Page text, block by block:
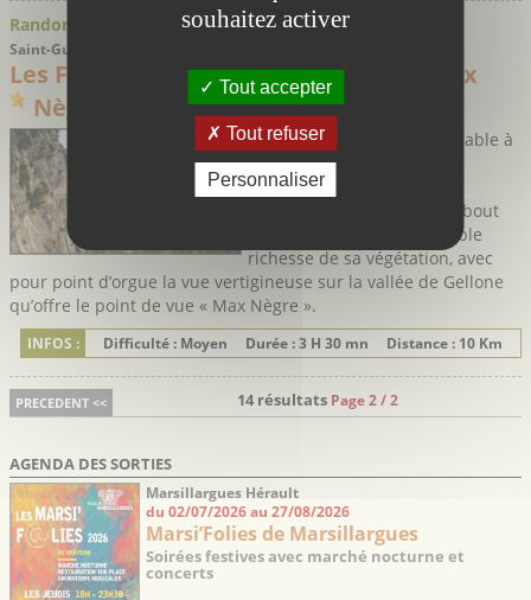
Randonnées
Saint-Guilhem-le-Désert - Hérault
Les Fenestrelles et le point de vue "Max
Nègre"
Une randonnée incontournable à
travers les monts de saint-
Guilhem-le-Désert, à la
découverte du cirque « du bout
du monde » et de l’incroyable
richesse de sa végétation, avec
pour point d’orgue la vue vertigineuse sur la vallée de Gellone
qu’offre le point de vue « Max Nègre ».
INFOS : Difficulté : Moyen Durée : 3 H 30 mn Distance : 10 Km
PRECEDENT << 14 résultats Page 2 / 2
AGENDA DES SORTIES
Marsillargues Hérault
du 02/07/2026 au 27/08/2026
Marsi’Folies de Marsillargues
Soirées festives avec marché nocturne et
concerts
souhaitez activer
Tout accepter
Tout refuser
Personnaliser